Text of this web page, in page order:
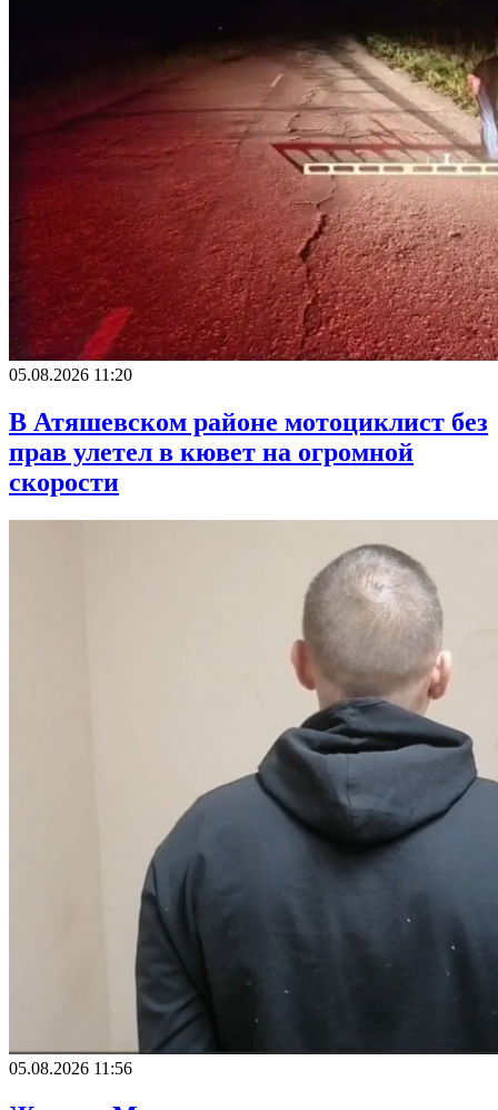
05.08.2026 11:20
В Атяшевском районе мотоциклист без
прав улетел в кювет на огромной
скорости
05.08.2026 11:56